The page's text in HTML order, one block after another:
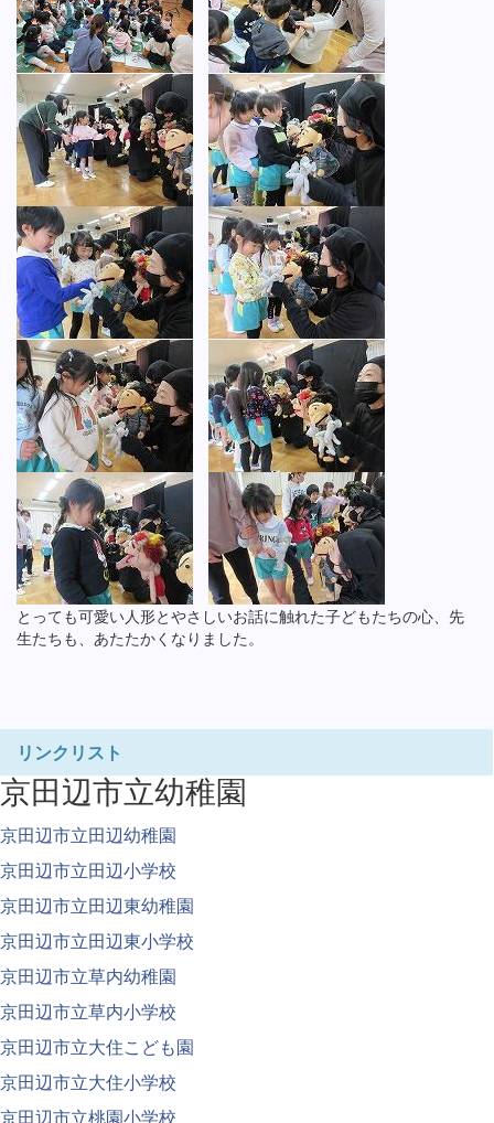
とっても可愛い人形とやさしいお話に触れた子どもたちの心、先
生たちも、あたたかくなりました。
リンクリスト
京田辺市立幼稚園
京田辺市立田辺幼稚園
京田辺市立田辺小学校
京田辺市立田辺東幼稚園
京田辺市立田辺東小学校
京田辺市立草内幼稚園
京田辺市立草内小学校
京田辺市立大住こども園
京田辺市立大住小学校
京田辺市立桃園小学校